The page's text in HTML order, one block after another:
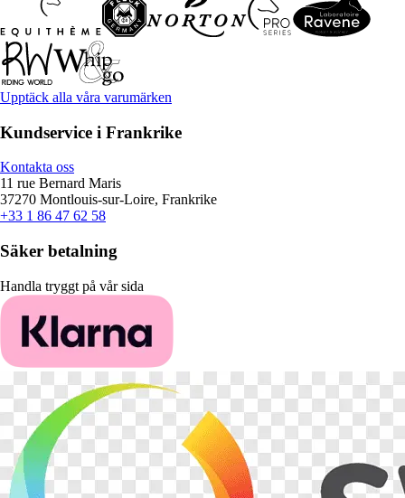
Upptäck alla våra varumärken
Kundservice i Frankrike
Kontakta oss
11 rue Bernard Maris
37270 Montlouis-sur-Loire, Frankrike
+33 1 86 47 62 58
Säker betalning
Handla tryggt på vår sida